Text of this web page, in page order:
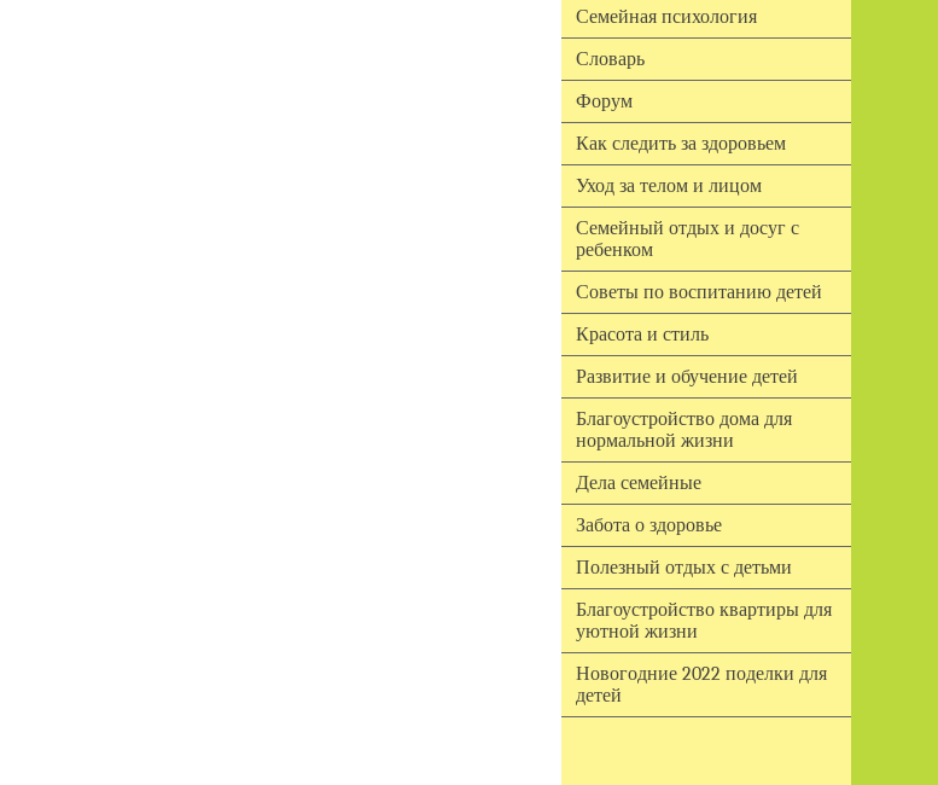
Семейная психология
Словарь
Форум
Как следить за здоровьем
Уход за телом и лицом
Семейный отдых и досуг с
ребенком
Советы по воспитанию детей
Красота и стиль
Развитие и обучение детей
Благоустройство дома для
нормальной жизни
Дела семейные
Забота о здоровье
Полезный отдых с детьми
Благоустройство квартиры для
уютной жизни
Новогодние 2022 поделки для
детей